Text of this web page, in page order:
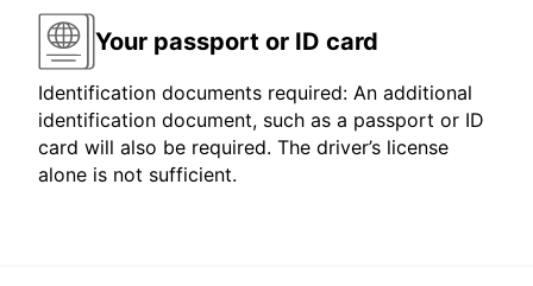
Your passport or ID card
Identification documents required: An additional
identification document, such as a passport or ID
card will also be required. The driver’s license
alone is not sufficient.